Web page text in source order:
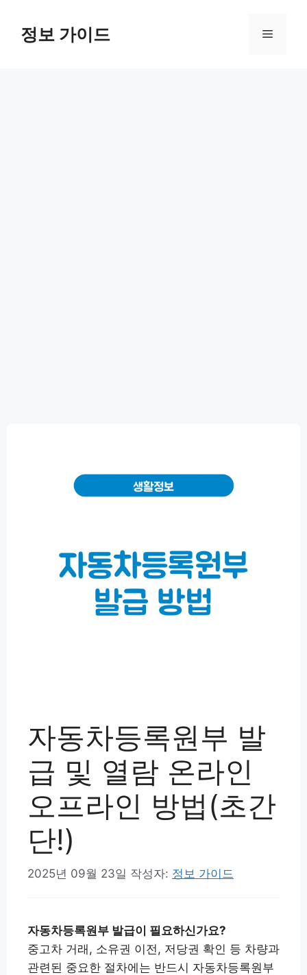
정보 가이드 메
자동차등록원부 발
급 및 열람 온라인
오프라인 방법(초간
단!)
2025년 09월 23일 작성자: 정보 가이드
자동차등록원부 발급이 필요하신가요?
중고차 거래, 소유권 이전, 저당권 확인 등 차량과
관련된 중요한 절차에는 반드시 자동차등록원부